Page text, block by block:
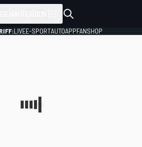
LIVEE-SPORTAUTOAPPFANSHOP